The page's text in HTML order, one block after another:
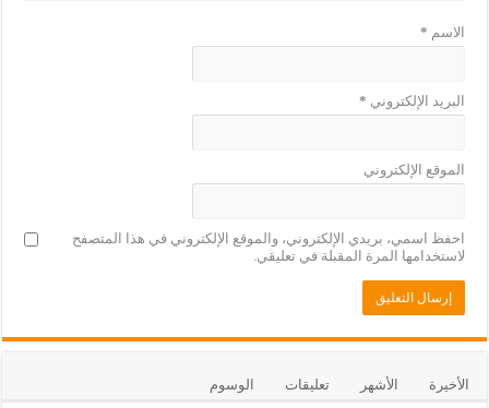
الاسم *
البريد الإلكتروني *
الموقع الإلكتروني
احفظ اسمي، بريدي الإلكتروني، والموقع الإلكتروني في هذا المتصفح
لاستخدامها المرة المقبلة في تعليقي.
الأخيرة الأشهر تعليقات الوسوم